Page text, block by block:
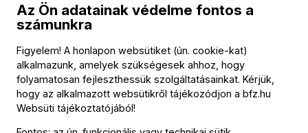
Jean Sibelius (→bio
Finlandia, Op. 26
Edvard Grieg (→bio):
a-moll zongoraverseny, Op. 16
Az Ön adatainak védelme fontos a
számunkra
Figyelem! A honlapon websütiket (ún. cookie-kat)
alkalmazunk, amelyek szükségesek ahhoz, hogy
folyamatosan fejleszthessük szolgáltatásainkat. Kérjük,
hogy az alkalmazott websütikről tájékozódjon a bfz.hu
Websüti tájékoztatójából!